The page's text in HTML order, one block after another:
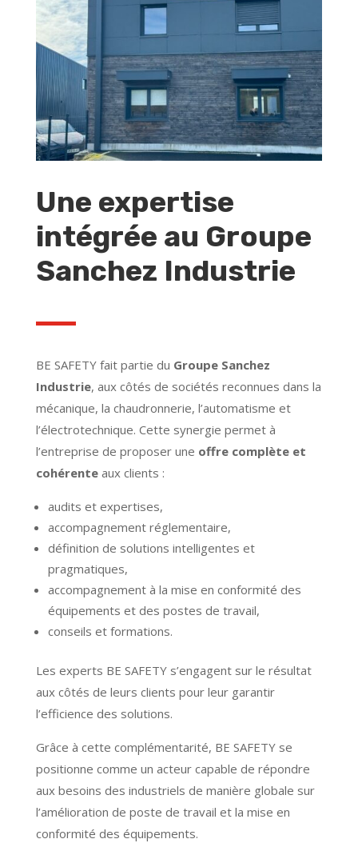
Une expertise
intégrée au Groupe
Sanchez Industrie
BE SAFETY fait partie du Groupe Sanchez
Industrie, aux côtés de sociétés reconnues dans la
mécanique, la chaudronnerie, l’automatisme et
l’électrotechnique. Cette synergie permet à
l’entreprise de proposer une offre complète et
cohérente aux clients :
audits et expertises,
accompagnement réglementaire,
définition de solutions intelligentes et
pragmatiques,
accompagnement à la mise en conformité des
équipements et des postes de travail,
conseils et formations.
Les experts BE SAFETY s’engagent sur le résultat
aux côtés de leurs clients pour leur garantir
l’efficience des solutions.
Grâce à cette complémentarité, BE SAFETY se
positionne comme un acteur capable de répondre
aux besoins des industriels de manière globale sur
l’amélioration de poste de travail et la mise en
conformité des équipements.